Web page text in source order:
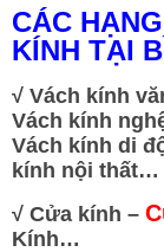
CÁC
KÍNH TẠI
√ Vách kính
Vách kính
Vách kính di
kính nội thất…
√ Cửa kính –
Kính…